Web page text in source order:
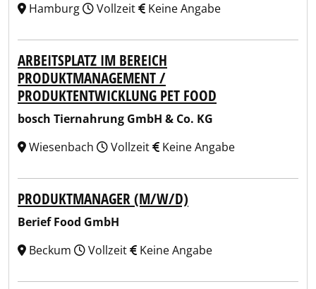
Hamburg
Vollzeit Keine Angabe
ARBEITSPLATZ IM BEREICH
PRODUKTMANAGEMENT /
PRODUKTENTWICKLUNG PET FOOD
bosch Tiernahrung GmbH & Co. KG
Wiesenbach
Vollzeit Keine Angabe
PRODUKTMANAGER (M/W/D)
Berief Food GmbH
Beckum
Vollzeit Keine Angabe